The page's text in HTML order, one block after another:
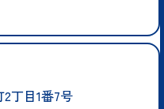
丁目1番7号